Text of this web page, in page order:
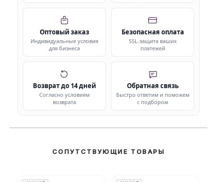
Оптовый заказ
Индивидуальные условия
для бизнеса
Безопасная оплата
SSL-защита ваших
платежей
Возврат до 14 дней
Согласно условиям
возврата
Обратная связь
Быстро ответим и поможем
с подбором
СОПУТСТВУЮЩИЕ ТОВАРЫ